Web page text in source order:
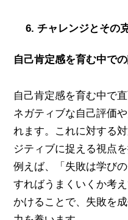
6. チャレンジとその
自己肯定感を育む中で
自己肯定感を育む中で
ネガティブな自己評価
れます。これに対する
ジティブに捉える視点
例えば、「失敗は学び
すればうまくいくか考
かけることで、失敗を